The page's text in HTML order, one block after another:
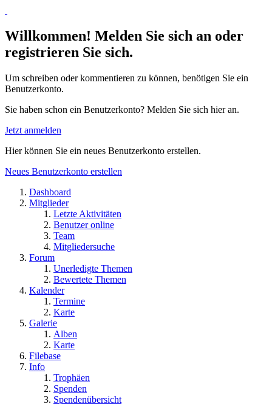
Willkommen! Melden Sie sich an oder
registrieren Sie sich.
Um schreiben oder kommentieren zu können, benötigen Sie ein
Benutzerkonto.
Sie haben schon ein Benutzerkonto? Melden Sie sich hier an.
Jetzt anmelden
Hier können Sie ein neues Benutzerkonto erstellen.
Neues Benutzerkonto erstellen
Dashboard
Mitglieder
Letzte Aktivitäten
Benutzer online
Team
Mitgliedersuche
Forum
Unerledigte Themen
Bewertete Themen
Kalender
Termine
Karte
Galerie
Alben
Karte
Filebase
Info
Trophäen
Spenden
Spendenübersicht